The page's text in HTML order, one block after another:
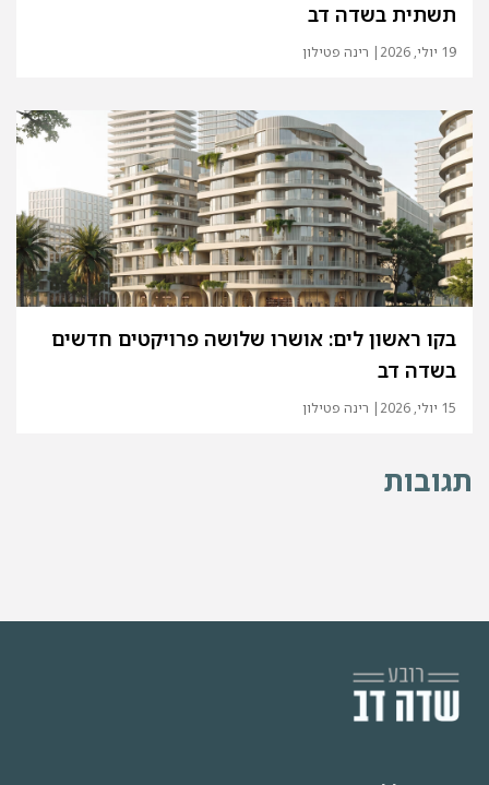
תשתית בשדה דב
19 יולי, 2026 | רינה פטילון
בקו ראשון לים: אושרו שלושה פרויקטים חדשים
בשדה דב
15 יולי, 2026 | רינה פטילון
תגובות